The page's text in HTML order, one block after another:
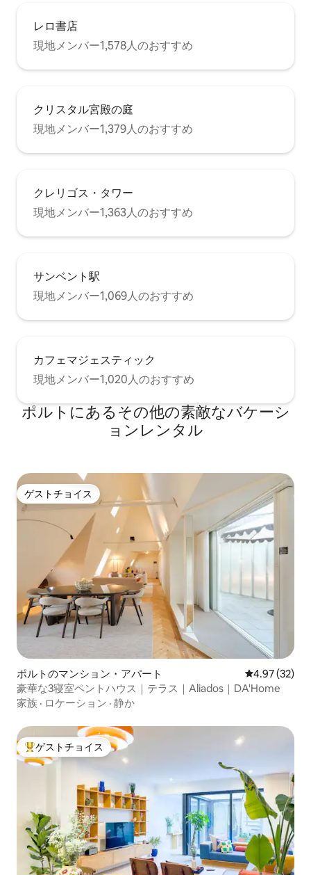
レロ書店
現地メンバー1,578人のおすすめ
クリスタル宮殿の庭
現地メンバー1,379人のおすすめ
クレリゴス・タワー
現地メンバー1,363人のおすすめ
サンベント駅
現地メンバー1,069人のおすすめ
カフェマジェスティック
現地メンバー1,020人のおすすめ
ポルトにあるその他の素敵なバケーシ
ョンレンタル
ゲストチョイス
ゲストチョイス
ポルトのマンション・アパート レビュー32
4.97 (32)
豪華な3寝室ペントハウス｜テラス｜Aliados｜DA'Home
家族 · ロケーション · 静か
大好評のゲストチョイスです。
ゲストチョイス